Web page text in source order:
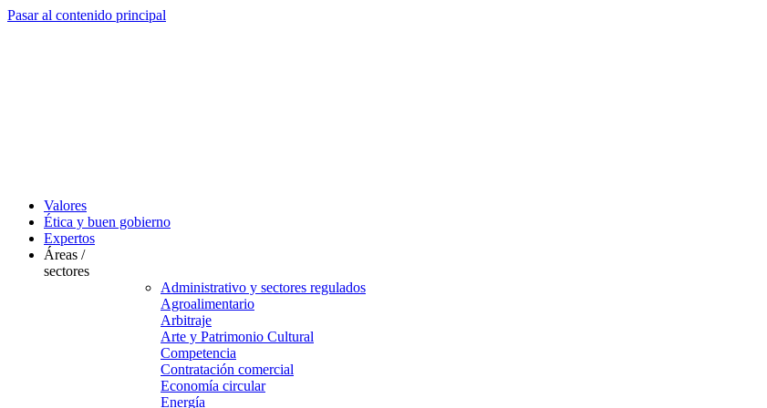
Pasar al contenido principal
Valores
Ética y buen gobierno
Expertos
Áreas /
sectores
Administrativo y sectores regulados
Agroalimentario
Arbitraje
Arte y Patrimonio Cultural
Competencia
Contratación comercial
Economía circular
Energía